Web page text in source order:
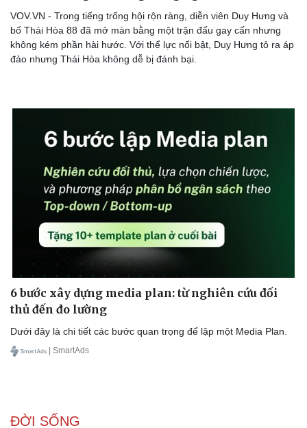
VOV.VN - Trong tiếng trống hội rộn ràng, diễn viên Duy Hưng và
bố Thái Hòa 88 đã mở màn bằng một trận đấu gay cấn nhưng
không kém phần hài hước. Với thể lực nổi bật, Duy Hưng tỏ ra áp
đảo nhưng Thái Hòa không dễ bị đánh bại.
6 bước xây dựng media plan: từ nghiên cứu đối
thủ đến đo lường
Dưới đây là chi tiết các bước quan trọng để lập một Media Plan.
| SmartAds
ĐỜI SỐNG